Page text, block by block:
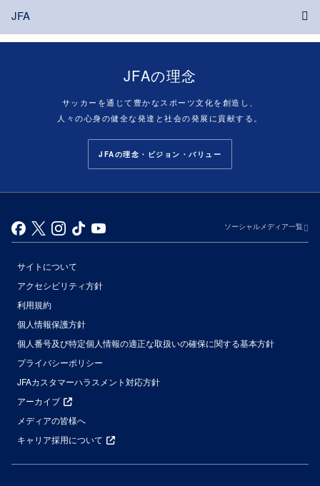
JFA
JFAの理念
サッカーを通じて豊かなスポーツ文化を創造し、
人々の心身の健全な発達と社会の発展に貢献する。
JFAの理念・ビジョン・バリュー
ソーシャルメディア一覧
サイトについて
アクセシビリティ方針
利用規約
個人情報保護方針
個人番号及び特定個人情報の適正な取扱いの確保に関する基本方針
プライバシーポリシー
JFAカスタマーハラスメント対応方針
アーカイブ
メディアの皆様へ
キャリア採用について